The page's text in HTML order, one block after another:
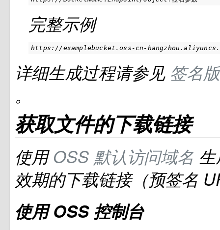
完整示例
https://examplebucket.oss-cn-
详细生成过程请参见 签名
。
获取文件的下载链接
使用OSS 默认访问域名
效期的下载链接（预签名
使用OSS 控制台